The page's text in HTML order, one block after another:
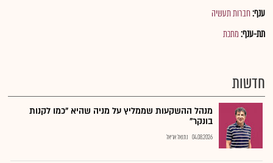
ענף:חברות תעשיה
תת-ענף:מתכת
חדשות
מנהל ההשקעות שממליץ על מניה שהיא "כמו לקנות
בונקר"
04.08.2026 נתנאל אריאל